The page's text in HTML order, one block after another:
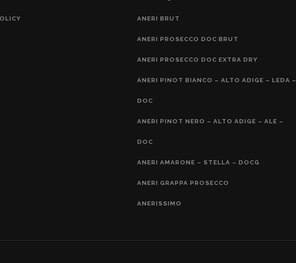
ANERI BRUT
ANERI PROSECCO DOC BRUT
ANERI PROSECCO DOC EXTRA DRY
ANERI PINOT BIANCO – ALTO ADIGE – LEDA –
DOC
ANERI PINOT NERO – ALTO ADIGE – ALE –
DOC
ANERI AMARONE – STELLA – DOCG
ANERI GRAPPA PROSECCO
ANERISSIMO